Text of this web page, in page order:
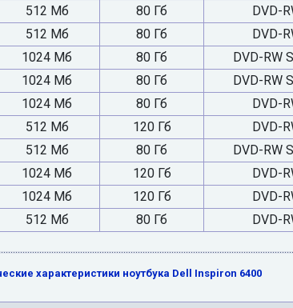
512 Мб 80 Гб
DVD-
512 Мб 80 Гб
DVD-
1024 Мб 80 Гб
DVD-RW
1024 Мб 80 Гб
DVD-RW
1024 Мб 80 Гб
DVD-
512 Мб 120 Гб
DVD-
512 Мб 80 Гб
DVD-RW
1024 Мб 120 Гб
DVD-
1024 Мб 120 Гб
DVD-
512 Мб 80 Гб DVD-
характеристики ноутбука Dell Inspiron 6400